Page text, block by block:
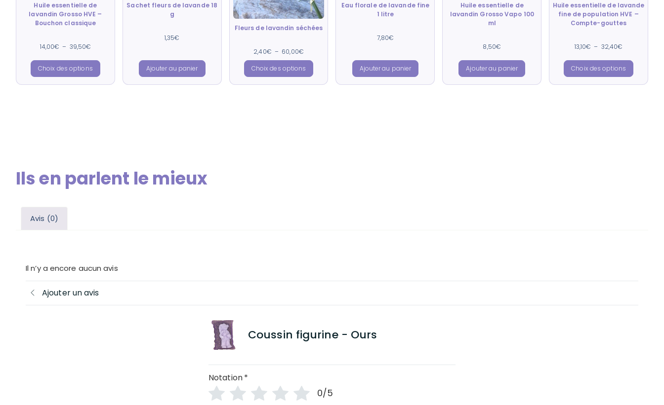
Huile essentielle de
lavandin Grosso HVE –
Bouchon classique
Note
4.91
14,00€ – 39,50€
Choix des options
Sachet fleurs de lavande 18
g
Note
4.88
1,35€
Ajouter au panier
Fleurs de lavandin séchées
Note
4.95
sur 5
2,40€ – 60,00€
Choix des options
Eau florale de lavande fine
1 litre
Note
4.85
7,80€
Ajouter au panier
Huile essentielle de
lavandin Grosso Vapo 100
ml
Note
4.90
8,50€
Ajouter au panier
Huile essentielle de lavande
fine de population HVE –
Compte-gouttes
Note
4.91
13,10€ – 32,40€
Choix des options
Ils en parlent le mieux
Avis (0)
Il n’y a encore aucun avis
Ajouter un avis
Coussin figurine - Ours
Notation*
0/5